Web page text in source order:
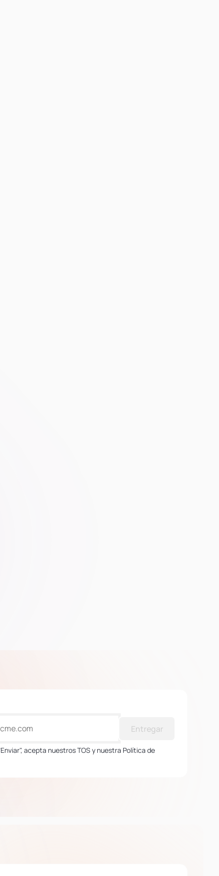
Entregar
acepta nuestros TOS y nuestra Política de